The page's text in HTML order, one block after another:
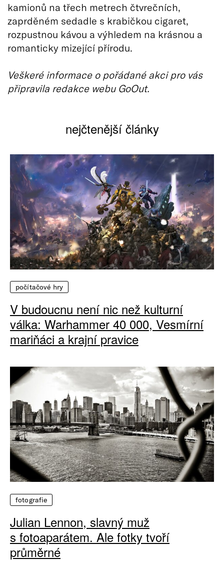
kamionů na třech metrech čtvrečních,
zaprděném sedadle s krabičkou cigaret,
rozpustnou kávou a výhledem na krásnou a
romanticky mizející přírodu.
Veškeré informace o pořádané akci pro vás
připravila redakce webu GoOut.
nejčtenější články
počítačové hry
V budoucnu není nic než kulturní
válka: Warhammer 40 000, Vesmírní
mariňáci a krajní pravice
fotografie
Julian Lennon, slavný muž
s fotoaparátem. Ale fotky tvoří
průměrné